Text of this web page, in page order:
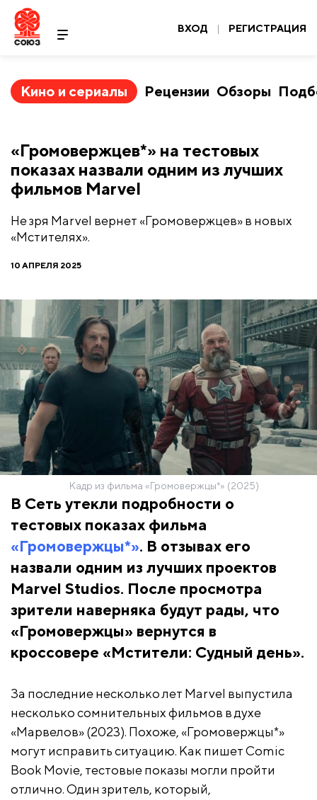
ВХОД | РЕГИСТРАЦИЯ
Кино и сериалы Рецензии Обзоры
«Громовержцев*» на тестовых
показах назвали одним из лучших
фильмов Marvel
Не зря Marvel вернет «Громовержцев» в новых
«Мстителях».
10 АПРЕЛЯ 2025
Кадр из фильма «Громовержцы*» (2025)
В Сеть утекли подробности о
тестовых показах фильма
«Громовержцы*». В отзывах его
назвали одним из лучших проектов
Marvel Studios. После просмотра
зрители наверняка будут рады, что
«Громовержцы» вернутся в
кроссовере «Мстители: Судный день».
За последние несколько лет Marvel выпустила
несколько сомнительных фильмов в духе
«Марвелов» (2023). Похоже, «Громовержцы*»
могут исправить ситуацию. Как пишет Comic
Book Movie, тестовые показы могли пройти
отлично. Один зритель, который,